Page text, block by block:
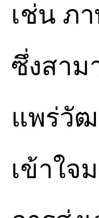
เช่น ภ
ซึ่งสาม
แพร่วั
เข้าใจ